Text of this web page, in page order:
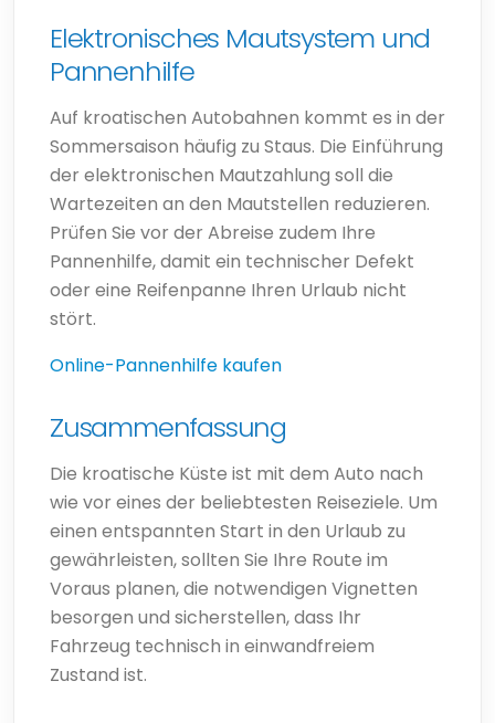
Elektronisches Mautsystem und
Pannenhilfe
Auf kroatischen Autobahnen kommt es in der
Sommersaison häufig zu Staus. Die Einführung
der elektronischen Mautzahlung soll die
Wartezeiten an den Mautstellen reduzieren.
Prüfen Sie vor der Abreise zudem Ihre
Pannenhilfe, damit ein technischer Defekt
oder eine Reifenpanne Ihren Urlaub nicht
stört.
Online-Pannenhilfe kaufen
Zusammenfassung
Die kroatische Küste ist mit dem Auto nach
wie vor eines der beliebtesten Reiseziele. Um
einen entspannten Start in den Urlaub zu
gewährleisten, sollten Sie Ihre Route im
Voraus planen, die notwendigen Vignetten
besorgen und sicherstellen, dass Ihr
Fahrzeug technisch in einwandfreiem
Zustand ist.